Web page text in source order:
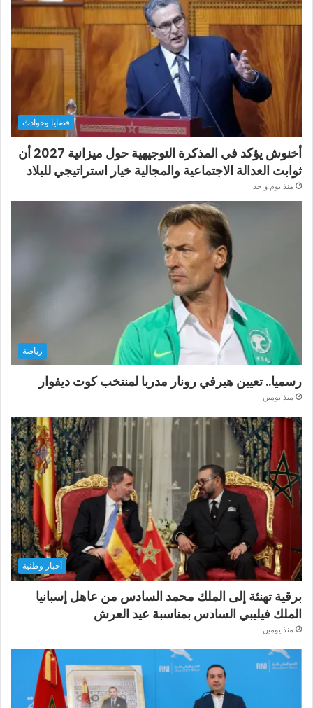
قضايا وحوادث
أخنوش يؤكد في المذكرة التوجيهية حول ميزانية 2027 أن
ثوابت العدالة الاجتماعية والمجالية خيار استراتيجي للبلاد
منذ يوم واحد
رياضة
رسميا.. تعيين هيرفي رونار مدربا لمنتخب كوت ديفوار
منذ يومين
أخبار وطنية
برقية تهنئة إلى الملك محمد السادس من عاهل إسبانيا
الملك فيليبي السادس بمناسبة عيد العرش
منذ يومين